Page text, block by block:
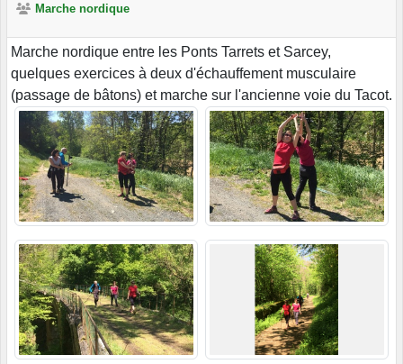
Marche nordique
Marche nordique entre les Ponts Tarrets et Sarcey,
quelques exercices à deux d'échauffement musculaire
(passage de bâtons) et marche sur l'ancienne voie du Tacot.